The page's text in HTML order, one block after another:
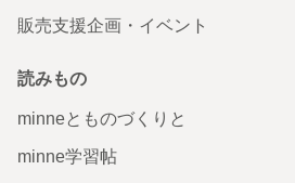
販売支援企画・イベント
読みもの
minneとものづくりと
minne学習帖